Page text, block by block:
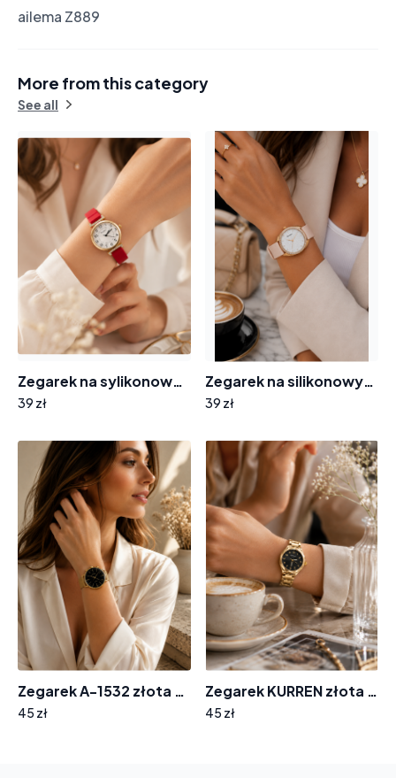
ailema Z889
More from this category
See all
Zegarek na sylikonowym pasku 8004 tarcza cyferki cyrkonie
39 zł
Zegarek na silikonowym pasku tarcza z cyrkoniami 8012
39 zł
Zegarek A-1532 złota bransoleta tarcza wskazówki
45 zł
Zegarek KURREN złota bransoleta ZF-8564
45 zł